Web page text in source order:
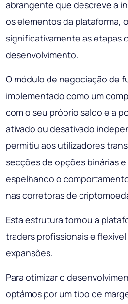
abrangente que descreve a
os elementos da plataforma,
significativamente as etapas
desenvolvimento.
O módulo de negociação de
implementado como um
com o seu próprio saldo e a
ativado ou desativado
permitiu aos utilizadores
secções de opções binárias
espelhando o
nas corretoras de
Esta estrutura tornou a
traders profissionais e
expansões.
Para otimizar o
optámos por um tipo de